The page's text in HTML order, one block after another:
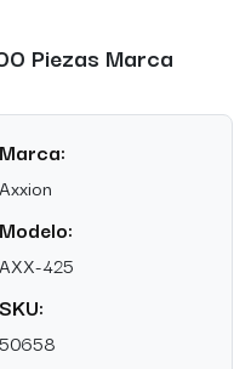
Piezas Marca
Marca:
Axxion
Modelo:
AXX-425
SKU:
50658